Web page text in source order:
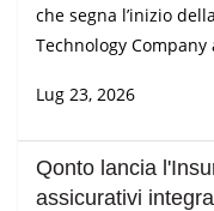
che segna l’inizio
Technology Company
Lug 23, 2026
Qonto lancia
assicurativi